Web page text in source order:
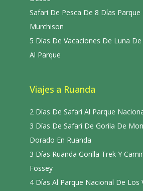
Safari De Pesca De 8 Días Parque
Murchison
5 Días De Vacaciones De Luna
Al Parque
Viajes a Ruanda
2 Días De Safari Al Parque
3 Días De Safari De Gorila De
Dorado En Ruanda
3 Días Ruanda Gorilla Trek Y
Fossey
4 Días Al Parque Nacional De Los